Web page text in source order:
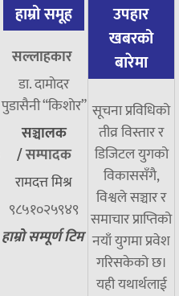
हाम्रो समूह
सल्लाहकार
डा. दामाेदर
पुडासैनी “किशाेर”
सञ्चालक
/सम्पादक
रामदत्त मिश्र
९८५१०२५९४९
हाम्रो सम्पूर्ण टिम
उपहार
खबरको
बारेमा
सूचना प्रविधिको
तीव्र विस्तार र
डिजिटल युगको
विकाससँगै,
विश्वले सञ्चार र
समाचार प्राप्तिको
नयाँ युगमा प्रवेश
गरिसकेको छ।
यही यथार्थलाई